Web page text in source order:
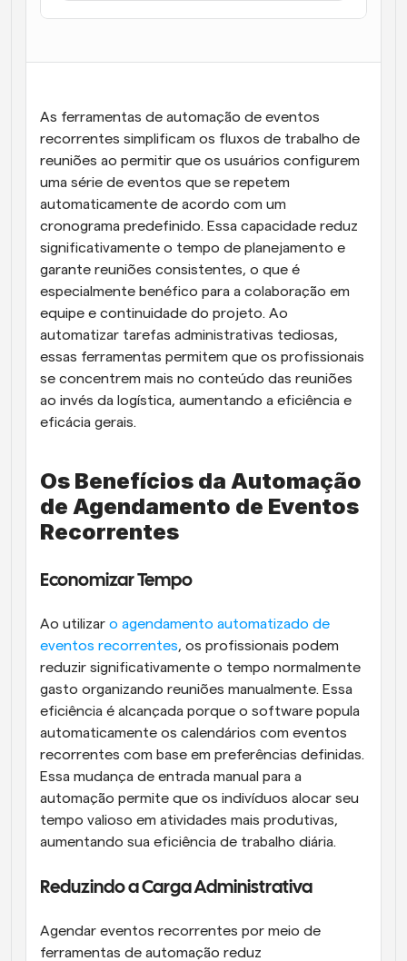
Agendamento potenciado com chamadas
impulsionadas por IA
atualizações
Reuniões Instantâneas
Reunião com clientes em minutos
Links de Grupo Dinâmico
Agende reuniões de forma fluida com várias pessoas
Webhooks
Receba notificações quando algo acontecer
As ferramentas de automação de eventos
recorrentes simplificam os fluxos de trabalho de
reuniões ao permitir que os usuários configurem
uma série de eventos que se repetem
automaticamente de acordo com um
cronograma predefinido. Essa capacidade reduz
significativamente o tempo de planejamento e
garante reuniões consistentes, o que é
especialmente benéfico para a colaboração em
equipe e continuidade do projeto. Ao
automatizar tarefas administrativas tediosas,
essas ferramentas permitem que os profissionais
se concentrem mais no conteúdo das reuniões
ao invés da logística, aumentando a eficiência e
eficácia gerais.
Os Benefícios da Automação
de Agendamento de Eventos
Recorrentes
Economizar Tempo
Ao utilizar o agendamento automatizado de
eventos recorrentes, os profissionais podem
reduzir significativamente o tempo normalmente
gasto organizando reuniões manualmente. Essa
eficiência é alcançada porque o software popula
automaticamente os calendários com eventos
recorrentes com base em preferências definidas.
Essa mudança de entrada manual para a
automação permite que os indivíduos alocar seu
tempo valioso em atividades mais produtivas,
aumentando sua eficiência de trabalho diária.
Reduzindo a Carga Administrativa
Agendar eventos recorrentes por meio de
ferramentas de automação reduz